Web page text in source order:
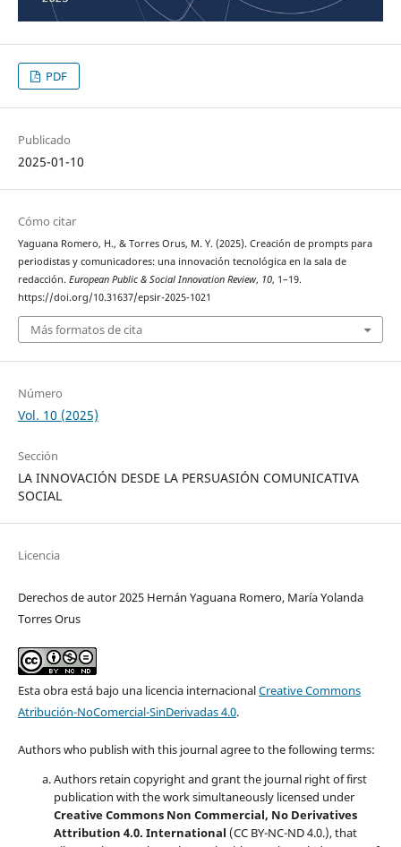
PDF
Publicado
2025-01-10
Cómo citar
Yaguana Romero, H., & Torres Orus, M. Y. (2025). Creación de prompts para
periodistas y comunicadores: una innovación tecnológica en la sala de
redacción. European Public & Social Innovation Review, 10, 1–19.
https://doi.org/10.31637/epsir-2025-1021
Más formatos de cita
Número
Vol. 10 (2025)
Sección
LA INNOVACIÓN DESDE LA PERSUASIÓN COMUNICATIVA
SOCIAL
Licencia
Derechos de autor 2025 Hernán Yaguana Romero, María Yolanda
Torres Orus
Esta obra está bajo una licencia internacionalCreative Commons
Atribución-NoComercial-SinDerivadas 4.0.
Authors who publish with this journal agree to the following terms:
Authors retain copyright and grant the journal right of first
publication with the work simultaneously licensed under
Creative Commons Non Commercial, No Derivatives
Attribution 4.0. International (CC BY-NC-ND 4.0.), that